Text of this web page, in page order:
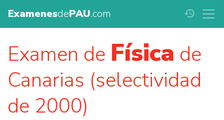
ExamenesdePAU.com history
Examen de Física de
Canarias (selectividad
de 2000)